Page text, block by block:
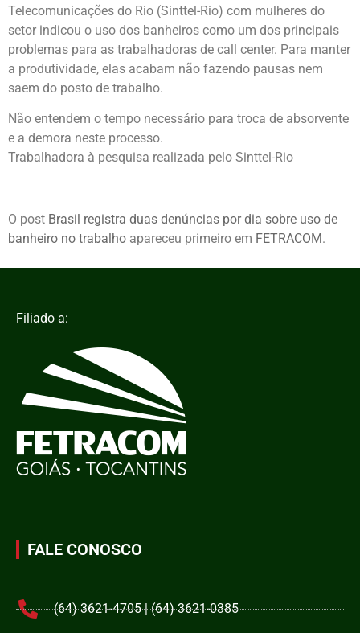
Telecomunicações do Rio (Sinttel-Rio) com mulheres do
setor indicou o uso dos banheiros como um dos principais
problemas para as trabalhadoras de call center. Para manter
a produtividade, elas acabam não fazendo pausas nem
saem do posto de trabalho.
Não entendem o tempo necessário para troca de absorvente
e a demora neste processo.
Trabalhadora à pesquisa realizada pelo Sinttel-Rio
O post Brasil registra duas denúncias por dia sobre uso de
banheiro no trabalho apareceu primeiro em FETRACOM.
Filiado a:
FALE CONOSCO
(64) 3621-4705 | (64) 3621-0385